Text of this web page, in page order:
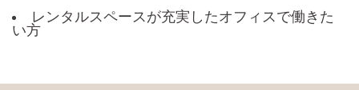
レンタルスペースが充実したオフィスで働きた
い方